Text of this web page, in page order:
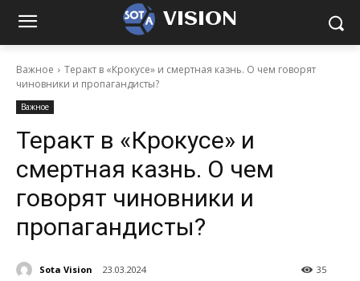
VISION
Важное
Теракт в «Крокусе» и смертная казнь. О чем говорят
чиновники и пропагандисты?
Важное
Теракт в «Крокусе» и
смертная казнь. О чем
говорят чиновники и
пропагандисты?
Sota Vision 23.03.2024 35